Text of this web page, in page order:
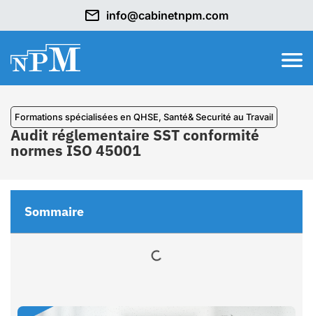
info@cabinetnpm.com
⁠Formations spécialisées en QHSE, Santé& Securité au Travail
Audit réglementaire SST conformité
normes ISO 45001
Sommaire